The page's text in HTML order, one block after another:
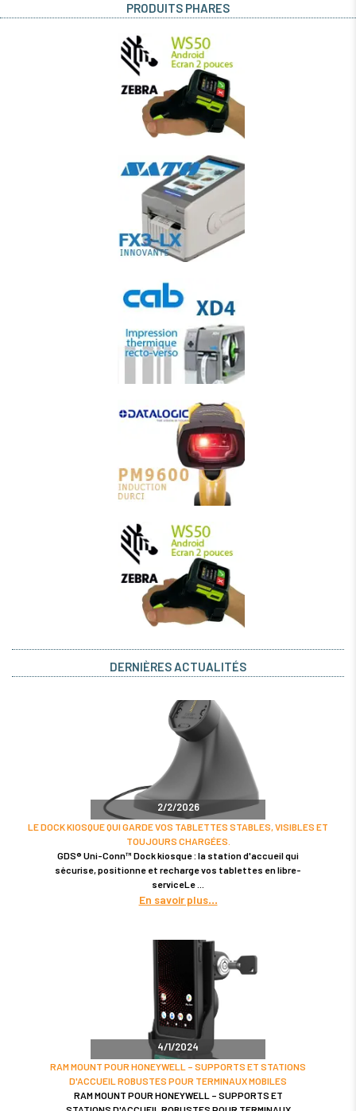
PRODUITS PHARES
DERNIÈRES ACTUALITÉS
2/2/2026
LE DOCK KIOSQUE QUI GARDE VOS TABLETTES STABLES, VISIBLES ET
TOUJOURS CHARGÉES.
GDS® Uni-Conn™ Dock kiosque : la station d'accueil qui
sécurise, positionne et recharge vos tablettes en libre-
serviceLe
En savoir plus
4/1/2024
RAM MOUNT POUR HONEYWELL – SUPPORTS ET STATIONS
D'ACCUEIL ROBUSTES POUR TERMINAUX MOBILES
RAM MOUNT POUR HONEYWELL – SUPPORTS ET